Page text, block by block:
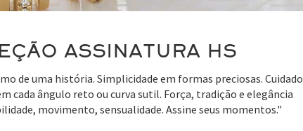
ASSINATURA HS
de uma história. Simplicidade em formas preciosas. Cuidado
cada ângulo reto ou curva sutil. Força, tradição e elegância
movimento, sensualidade. Assine seus momentos."